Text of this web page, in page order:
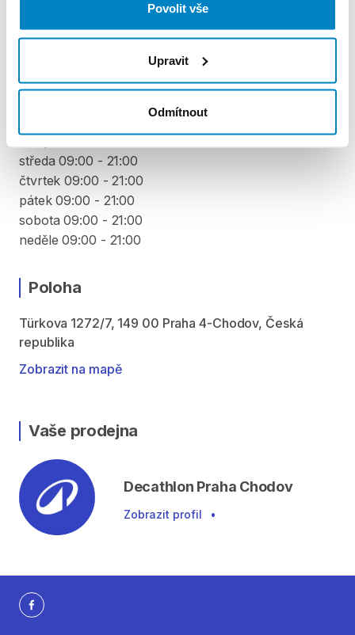
Povolit vše
Upravit
Odmítnout
% a stejným způsobem až do minima 40 % z ceny
prvního dne půjčení.
VYZVEDNUTÍ A VRÁCENÍ VYBAVENÍ
středa 09:00 - 21:00
čtvrtek 09:00 - 21:00
pátek 09:00 - 21:00
sobota 09:00 - 21:00
neděle 09:00 - 21:00
Poloha
Türkova 1272/7, 149 00 Praha 4-Chodov, Česká
republika
Zobrazit na mapě
Vaše prodejna
Decathlon Praha Chodov
Zobrazit profil •